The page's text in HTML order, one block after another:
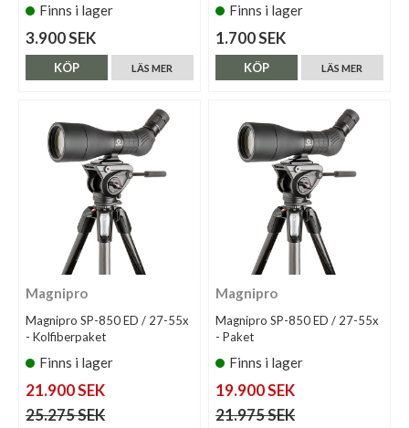
Finns i lager
3.900 SEK
LÄS MER
KÖP
Finns i lager
1.700 SEK
LÄS MER
KÖP
Magnipro
Magnipro SP-850 ED / 27-55x
- Kolfiberpaket
Finns i lager
21.900 SEK
25.275 SEK
Magnipro
Magnipro SP-850 ED / 27-55x
- Paket
Finns i lager
19.900 SEK
21.975 SEK